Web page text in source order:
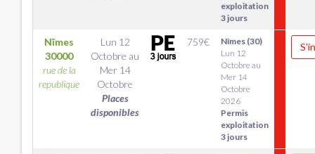
exploitation
3 jours
Nîmes
30000
rue de la
republique
Lun 12
Octobre au
Mer 14
Octobre
Places
disponibles
759€
Nîmes (30)
Lun 12
Octobre au
Mer 14
Octobre
2026
Permis
exploitation
3 jours